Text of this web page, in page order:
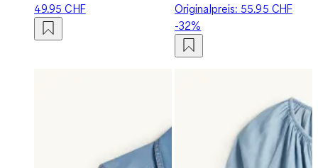
49.95 CHF
Originalpreis: 55.95 CHF
-32%